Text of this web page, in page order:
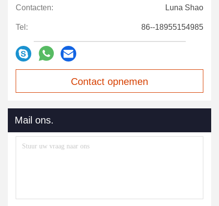
Contacten: Luna Shao
Tel: 86--18955154985
Contact opnemen
Mail ons.